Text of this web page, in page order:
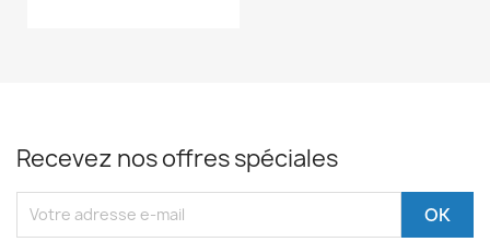
Recevez nos offres spéciales